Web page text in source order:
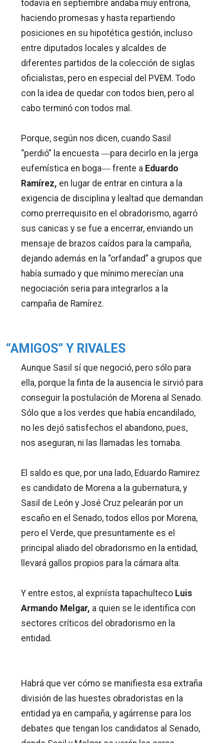
todavía en septiembre andaba muy entrona,
haciendo promesas y hasta repartiendo
posiciones en su hipotética gestión, incluso
entre diputados locales y alcaldes de
diferentes partidos de la colección de siglas
oficialistas, pero en especial del PVEM. Todo
con la idea de quedar con todos bien, pero al
cabo terminó con todos mal.
Porque, según nos dicen, cuando Sasil
“perdió” la encuesta ―para decirlo en la jerga
eufemística en boga― frente a Eduardo
Ramírez, en lugar de entrar en cintura a la
exigencia de disciplina y lealtad que demandan
como prerrequisito en el obradorismo, agarró
sus canicas y se fue a encerrar, enviando un
mensaje de brazos caídos para la campaña,
dejando además en la “orfandad” a grupos que
había sumado y que mínimo merecían una
negociación seria para integrarlos a la
campaña de Ramírez.
“AMIGOS” Y RIVALES
Aunque Sasil sí que negoció, pero sólo para
ella, porque la finta de la ausencia le sirvió para
conseguir la postulación de Morena al Senado.
Sólo que a los verdes que había encandilado,
no les dejó satisfechos el abandono, pues,
nos aseguran, ni las llamadas les tomaba.
El saldo es que, por una lado, Eduardo Ramirez
es candidato de Morena a la gubernatura, y
Sasil de León y José Cruz pelearán por un
escaño en el Senado, todos ellos por Morena,
pero el Verde, que presuntamente es el
principal aliado del obradorismo en la entidad,
llevará gallos propios para la cámara alta.
Y entre estos, al expriísta tapachulteco Luis
Armando Melgar, a quien se le identifica con
sectores críticos del obradorismo en la
entidad.
Habrá que ver cómo se manifiesta esa extraña
división de las huestes obradoristas en la
entidad ya en campaña, y agárrense para los
debates que tengan los candidatos al Senado,